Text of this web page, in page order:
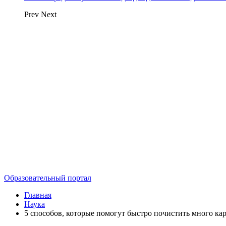
Prev Next
Образовательный портал
Главная
Наука
5 способов, которые помогут быстро почистить много